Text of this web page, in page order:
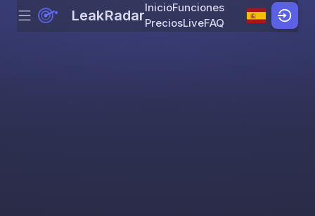
Skip to content
Menu LeakRadarInicioFunciones
PreciosLiveFAQ